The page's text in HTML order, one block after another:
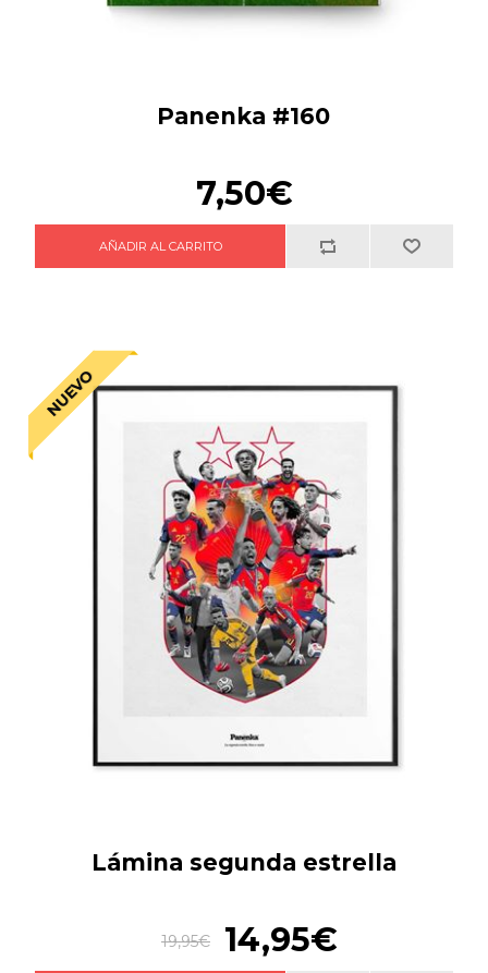
Panenka #160
7,50€
NUEVO
Lámina segunda estrella
19,95€ 14,95€